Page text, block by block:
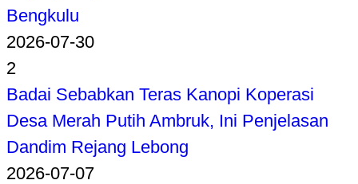
Bengkulu
2026-07-30
2
Badai Sebabkan Teras Kanopi Koperasi
Desa Merah Putih Ambruk, Ini Penjelasan
Dandim Rejang Lebong
2026-07-07